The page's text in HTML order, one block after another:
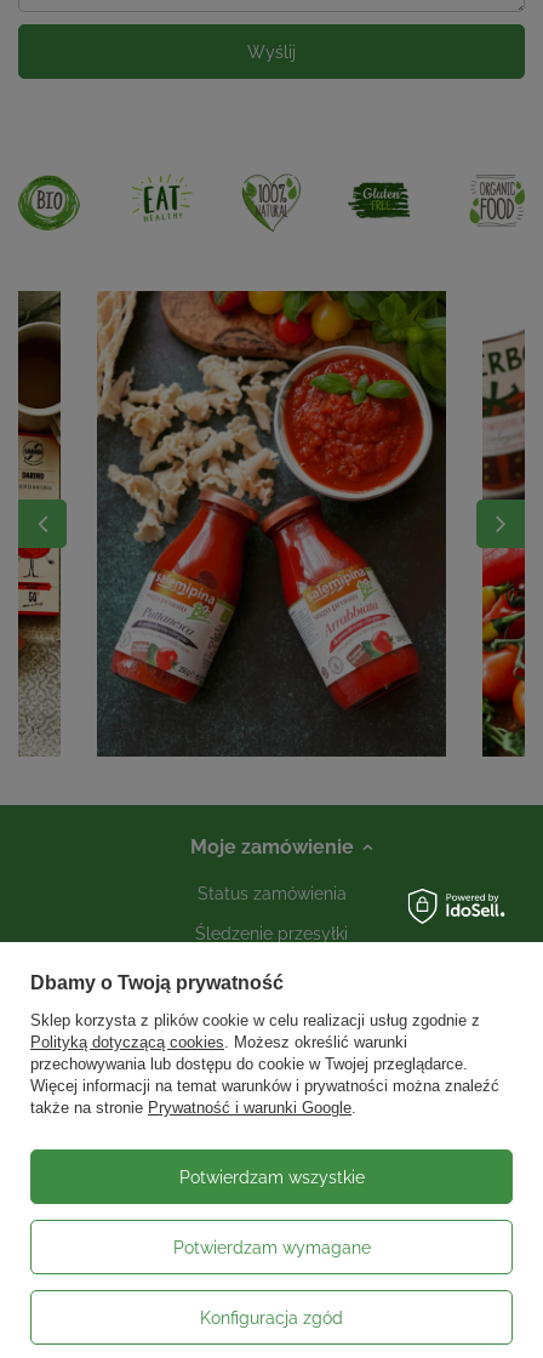
Wyślij
Moje zamówienie
Status zamówienia
Śledzenie przesyłki
Kontakt
Moje konto
Informacje
Social media
W sklepie prezentujemy ceny brutto (z VAT).Stawki VAT dla konsumentów z
Dbamy o Twoją prywatność
Sklep korzysta z plików cookie w celu realizacji usług zgodnie z
Polityką dotyczącą cookies. Możesz określić warunki
przechowywania lub dostępu do cookie w Twojej przeglądarce.
Więcej informacji na temat warunków i prywatności można znaleźć
także na stronie Prywatność i warunki Google.
Potwierdzam wymagane
Konfiguracja zgód
Potwierdzam wszystkie